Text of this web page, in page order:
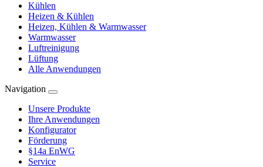
Kühlen
Heizen & Kühlen
Heizen, Kühlen & Warmwasser
Warmwasser
Luftreinigung
Lüftung
Alle Anwendungen
Navigation
Unsere Produkte
Ihre Anwendungen
Konfigurator
Förderung
§14a EnWG
Service